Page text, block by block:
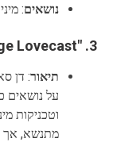
נושאים:
3.
"Savage Lovecast"
תיאור: דן
על נושאים
וטכניקות
מתנשא, אך